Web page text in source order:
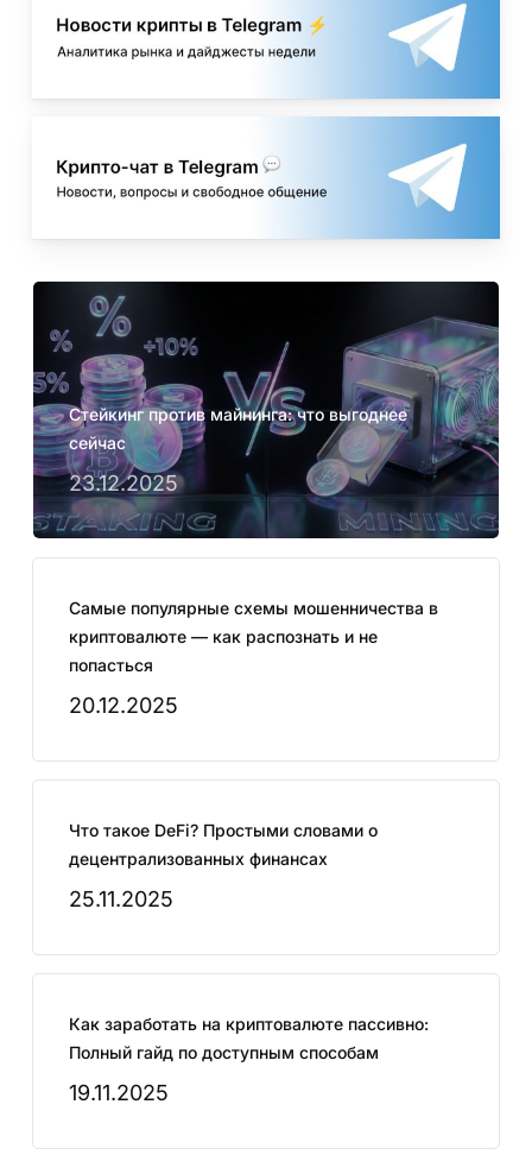
👉 Подробнее о функциях и возможностях
читайтев полном обзоре MetaMask .
Стейкинг против майнинга: что выгоднее
сейчас
23.12.2025
Самые популярные схемы мошенничества в
криптовалюте — как распознать и не
попасться
20.12.2025
Что такое DeFi? Простыми словами о
децентрализованных финансах
25.11.2025
Как заработать на криптовалюте пассивно:
Полный гайд по доступным способам
19.11.2025